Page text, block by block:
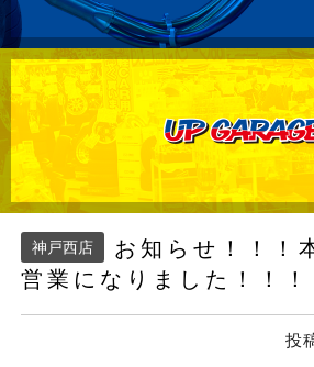
神戸西店
お知らせ！！！
営業になりました！！！
投